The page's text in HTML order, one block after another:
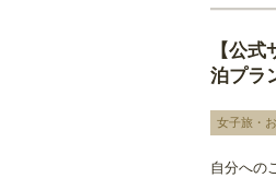
【公
泊プラ
女子旅・
自分への